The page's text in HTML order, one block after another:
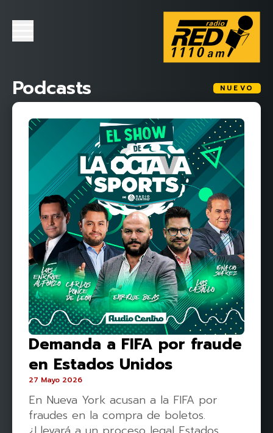
Podcasts NUEVO
Demanda a FIFA por fraude
en Estados Unidos
27 Mayo 2026
En Nueva York acusan a la FIFA por
fraudes en la compra de boletos.